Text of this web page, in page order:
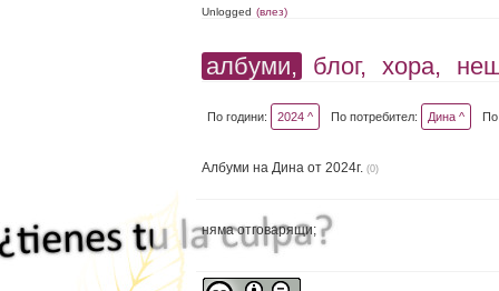
Unlogged (влез)
албуми, блог, хора,
По години: 2024 ^ По потребител: Дина ^
Албуми на Дина от 2024г. (0)
няма отговарящи;